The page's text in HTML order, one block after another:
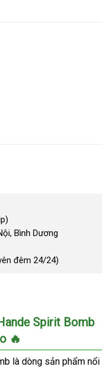
Bình Dương
đêm 24/24)
Spirit Bomb
🔥
là dòng sản phẩm nổi